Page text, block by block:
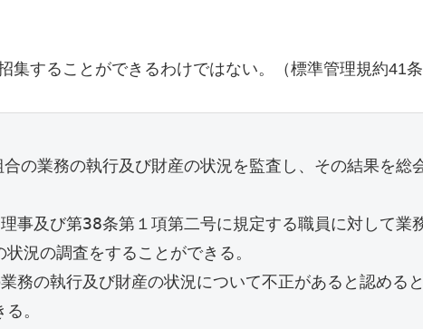
集することができるわけではない。（標準管理規約41条
の業務の執行及び財産の状況を監査し、その結果を総
事及び第38条第１項第二号に規定する職員に対して業
状況の調査をすることができる。
務の執行及び財産の状況について不正があると認める
。